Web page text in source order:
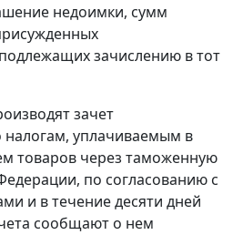
недоимки, сумм
зачислению в тот
зачет
налогам, уплачиваемым в
товаров через таможенную
по согласованию с
и в течение десяти дней
сообщают о нем